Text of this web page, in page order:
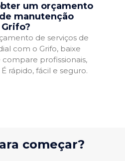
um orçamento
manutenção
de serviços de
com o Grifo, baixe
compare profissionais,
rápido, fácil e seguro.
começar?